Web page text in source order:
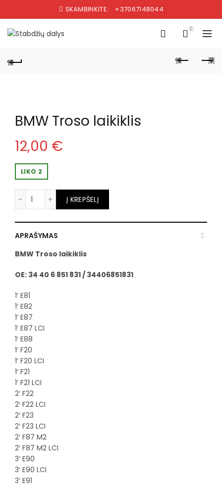
SKAMBINKITE: +37067148044
0
BMW Troso laikiklis
12,00 €
LIKO 2
produkto kiekis: BMW Troso laikiklis
Į KREPŠELĮ
APRAŠYMAS
BMW Troso laikiklis
OE: 34 40 6 851 831 / 34406851831
1′ E81
1′ E82
1′ E87
1′ E87 LCI
1′ E88
1′ F20
1′ F20 LCI
1′ F21
1′ F21 LCI
2′ F22
2′ F22 LCI
2′ F23
2′ F23 LCI
2′ F87 M2
2′ F87 M2 LCI
3′ E90
3′ E90 LCI
3′ E91